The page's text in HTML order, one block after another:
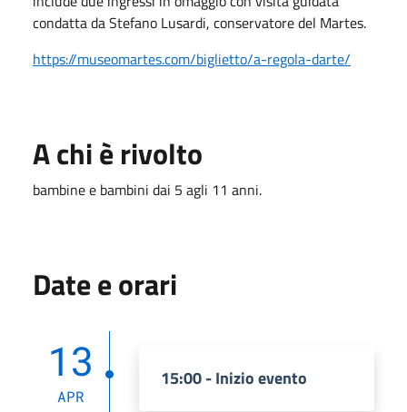
condatta da Stefano Lusardi, conservatore del Martes.
https://museomartes.com/biglietto/a-regola-darte/
A chi è rivolto
bambine e bambini dai 5 agli 11 anni.
Date e orari
13
APR
15:00 - Inizio evento